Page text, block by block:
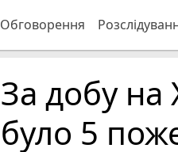
Обговорення
За добу
було 5